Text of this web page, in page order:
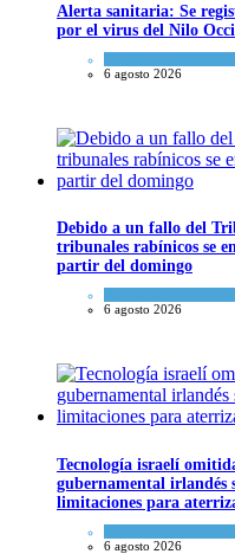
Alerta sanitaria: Se
por el virus del Nilo
6 agosto 2026
Debido a un fallo del
tribunales rabínicos se
partir del domingo
6 agosto 2026
Tecnología israelí
gubernamental irlandés
limitaciones para
6 agosto 2026